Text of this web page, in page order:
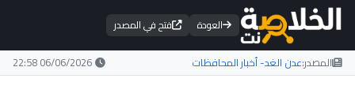
العودة فتح في المصدر
المصدر:عدن الغد- أخبار المحافظات 06/06/2026 22:58